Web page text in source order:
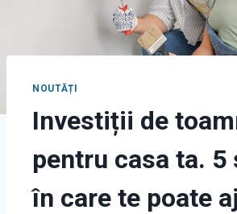
NOUTĂȚI
Investiții de
pentru casa ta.
în care te poate